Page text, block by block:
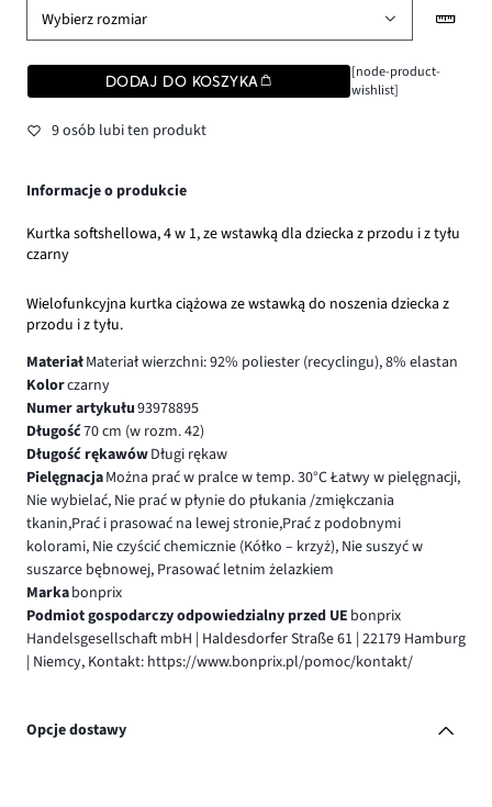
Wybierz rozmiar
DODAJ DO KOSZYKA
[node-product-
wishlist]
9 osób lubi ten produkt
Informacje o produkcie
Kurtka softshellowa, 4 w 1, ze wstawką dla dziecka z przodu i z tyłu
czarny
Wielofunkcyjna kurtka ciążowa ze wstawką do noszenia dziecka z
przodu i z tyłu.
MateriałMateriał wierzchni: 92% poliester (recyclingu), 8% elastan
Kolorczarny
Numer artykułu93978895
Długość70 cm (w rozm. 42)
Długość rękawówDługi rękaw
PielęgnacjaMożna prać w pralce w temp. 30°C Łatwy w pielęgnacji,
Nie wybielać, Nie prać w płynie do płukania /zmiękczania
tkanin,Prać i prasować na lewej stronie,Prać z podobnymi
kolorami, Nie czyścić chemicznie (Kółko – krzyż), Nie suszyć w
suszarce bębnowej, Prasować letnim żelazkiem
Markabonprix
Podmiot gospodarczy odpowiedzialny przed UE bonprix
Handelsgesellschaft mbH | Haldesdorfer Straße 61 | 22179 Hamburg
| Niemcy, Kontakt: https://www.bonprix.pl/pomoc/kontakt/
Opcje dostawy